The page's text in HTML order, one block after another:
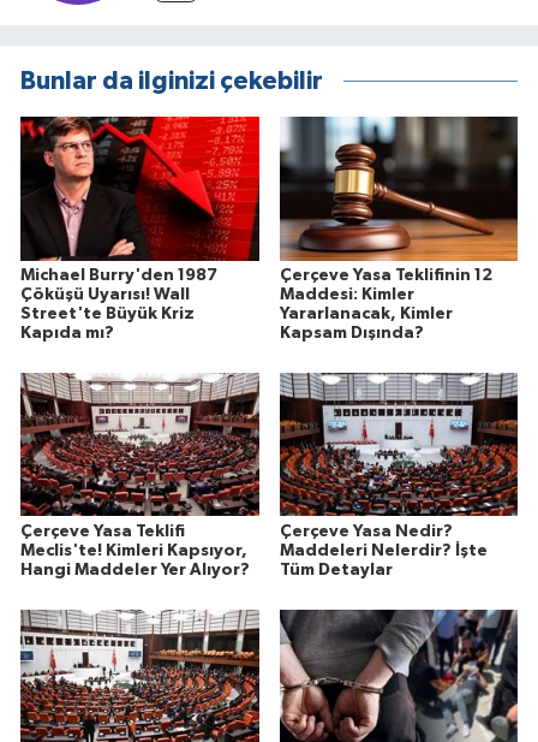
Bunlar da ilginizi çekebilir
Michael Burry'den 1987
Çöküşü Uyarısı! Wall
Street'te Büyük Kriz
Kapıda mı?
Çerçeve Yasa Teklifinin 12
Maddesi: Kimler
Yararlanacak, Kimler
Kapsam Dışında?
Çerçeve Yasa Teklifi
Meclis'te! Kimleri Kapsıyor,
Hangi Maddeler Yer Alıyor?
Çerçeve Yasa Nedir?
Maddeleri Nelerdir? İşte
Tüm Detaylar